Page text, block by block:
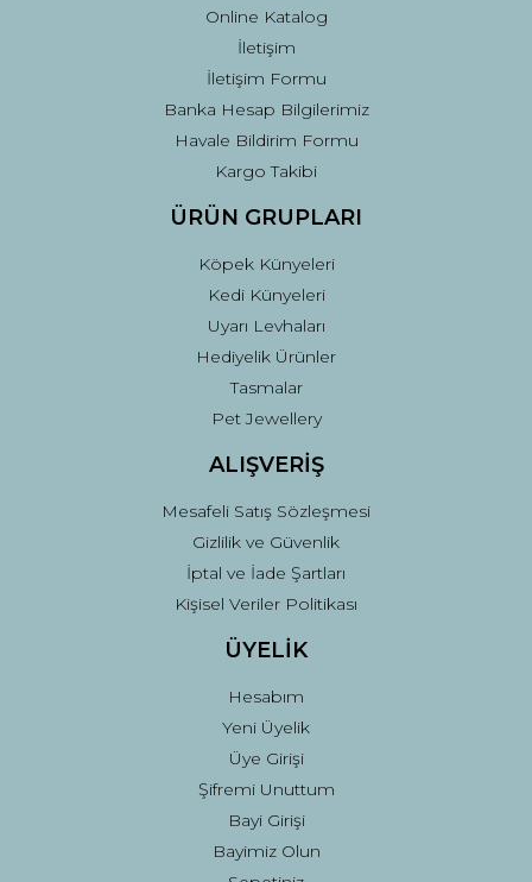
Gönder
Online Katalog
İletişim
İletişim Formu
Banka Hesap Bilgilerimiz
Havale Bildirim Formu
Kargo Takibi
ÜRÜN GRUPLARI
Köpek Künyeleri
Kedi Künyeleri
Uyarı Levhaları
Hediyelik Ürünler
Tasmalar
Pet Jewellery
ALIŞVERİŞ
Mesafeli Satış Sözleşmesi
Gizlilik ve Güvenlik
İptal ve İade Şartları
Kişisel Veriler Politikası
ÜYELİK
Hesabım
Yeni Üyelik
Üye Girişi
Şifremi Unuttum
Bayi Girişi
Bayimiz Olun